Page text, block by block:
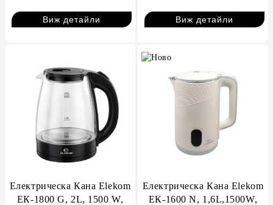
Виж детайли Виж детайли
Електрическа Кана Elekom
ЕК-1800 G, 2L, 1500 W,
Електрическа Кана Elekom
ЕК-1600 N, 1,6L,1500W,